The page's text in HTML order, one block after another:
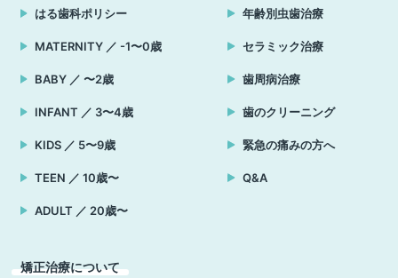
はる歯科ポリシー
MATERNITY ／ -1〜0歳
BABY ／ 〜2歳
INFANT ／ 3〜4歳
KIDS ／ 5〜9歳
TEEN ／ 10歳〜
ADULT ／ 20歳〜
年齢別虫歯治療
セラミック治療
歯周病治療
歯のクリーニング
緊急の痛みの方へ
Q&A
矯正治療について